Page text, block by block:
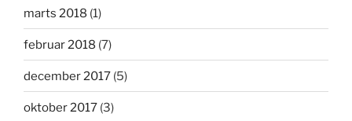
marts 2018 (1)
februar 2018 (7)
december 2017 (5)
oktober 2017 (3)